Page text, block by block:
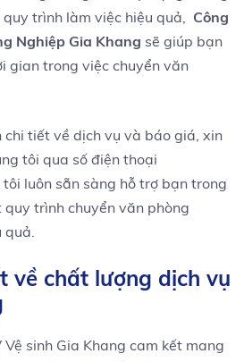
trình làm việc hiệu quả,
Công
Nghiệp Gia Khang sẽ giúp bạn
​gian‍ trong việc chuyển văn
tiết về dịch vụ và báo giá, xin
tôi qua số điện‍ thoại
tôi ⁣luôn sẵn sàng hỗ trợ​ bạn trong
quy trình chuyển văn phòng
về chất lượng dịch vụ
sinh ‌Gia Khang cam kết mang